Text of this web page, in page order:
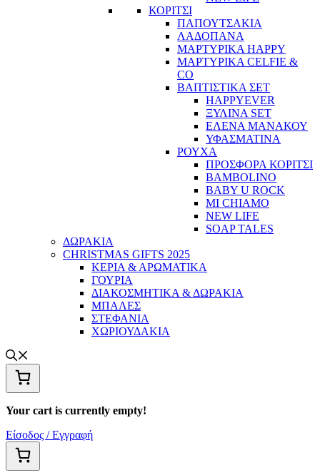
ΚΟΡΙΤΣΙ
ΠΑΠΟΥΤΣΑΚΙΑ
ΛΑΔΟΠΑΝΑ
ΜΑΡΤΥΡΙΚΑ HAPPY
ΜΑΡΤΥΡΙΚΑ CELFIE &
CO
ΒΑΠΤΙΣΤΙΚΑ ΣΕΤ
HAPPYEVER
ΞΥΛΙΝΑ SET
ΕΛΕΝΑ ΜΑΝΑΚΟΥ
ΥΦΑΣΜΑΤΙΝΑ
ΡΟΥΧΑ
ΠΡΟΣΦΟΡΑ ΚΟΡΙΤΣΙ
BAMBOLINO
BABY U ROCK
MI CHIAMO
NEW LIFE
SOAP TALES
ΔΩΡΑΚΙΑ
CHRISTMAS GIFTS 2025
ΚΕΡΙΑ & ΑΡΩΜΑΤΙΚΑ
ΓΟΥΡΙΑ
ΔΙΑΚΟΣΜΗΤΙΚΑ & ΔΩΡΑΚΙΑ
ΜΠΑΛΕΣ
ΣΤΕΦΑΝΙΑ
ΧΩΡΙΟΥΔΑΚΙΑ
Your cart is currently empty!
Είσοδος / Εγγραφή